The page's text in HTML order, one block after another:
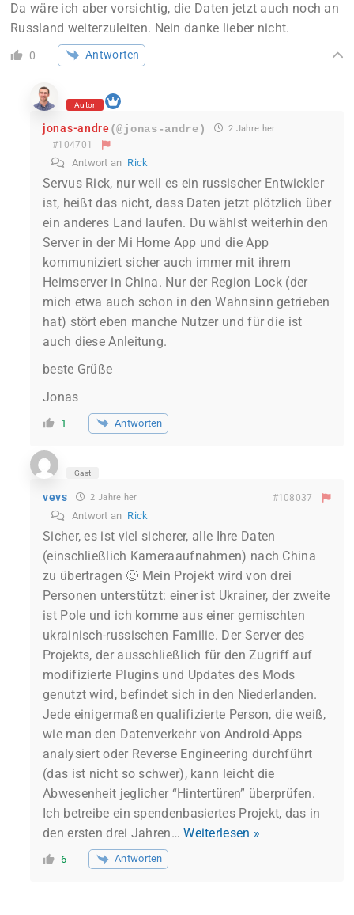
Da wäre ich aber vorsichtig, die Daten jetzt auch noch an
Russland weiterzuleiten. Nein danke lieber nicht.
0 Antworten
Autor
jonas-andre(@jonas-andre) 2 Jahre her
#104701
Antwort an Rick
Servus Rick, nur weil es ein russischer Entwickler
ist, heißt das nicht, dass Daten jetzt plötzlich über
ein anderes Land laufen. Du wählst weiterhin den
Server in der Mi Home App und die App
kommuniziert sicher auch immer mit ihrem
Heimserver in China. Nur der Region Lock (der
mich etwa auch schon in den Wahnsinn getrieben
hat) stört eben manche Nutzer und für die ist
auch diese Anleitung.
beste Grüße
Jonas
1 Antworten
Gast
vevs 2 Jahre her #108037
Antwort an Rick
Sicher, es ist viel sicherer, alle Ihre Daten
(einschließlich Kameraaufnahmen) nach China
zu übertragen 🙂 Mein Projekt wird von drei
Personen unterstützt: einer ist Ukrainer, der zweite
ist Pole und ich komme aus einer gemischten
ukrainisch-russischen Familie. Der Server des
Projekts, der ausschließlich für den Zugriff auf
modifizierte Plugins und Updates des Mods
genutzt wird, befindet sich in den Niederlanden.
Jede einigermaßen qualifizierte Person, die weiß,
wie man den Datenverkehr von Android-Apps
analysiert oder Reverse Engineering durchführt
(das ist nicht so schwer), kann leicht die
Abwesenheit jeglicher “Hintertüren” überprüfen.
Ich betreibe ein spendenbasiertes Projekt, das in
den ersten drei Jahren…Weiterlesen »
6 Antworten